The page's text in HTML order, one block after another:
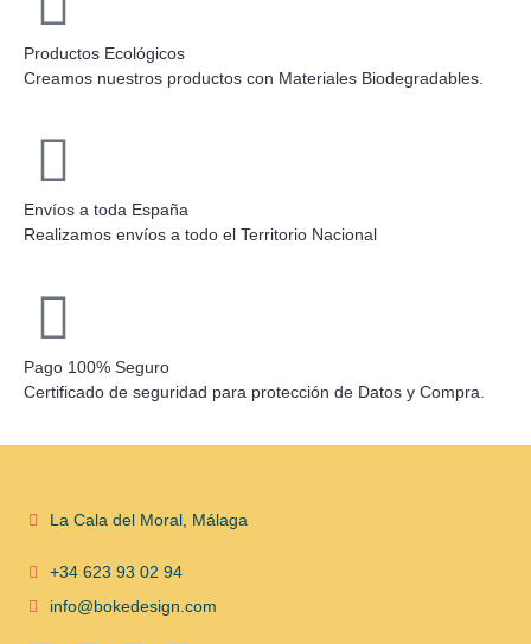
Productos Ecológicos
Creamos nuestros productos con Materiales Biodegradables.
Envíos a toda España
Realizamos envíos a todo el Territorio Nacional
Pago 100% Seguro
Certificado de seguridad para protección de Datos y Compra.
La Cala del Moral, Málaga
+34 623 93 02 94
info@bokedesign.com